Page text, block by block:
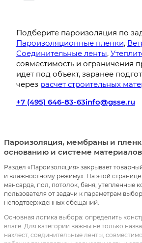
Подберите пароизоляция по
Пароизоляционные пленки,
Соединительные ленты,
совместимость и ограничения
идет под объект, заранее
через расчет строительных
+7 (495) 646-83-63info@gsse.ru
Пароизоляция, мембраны и
основанию и системе материалов
Раздел «Пароизоляция» закрывает
и влажностному режиму». На этой
мансарда, пол, потолок, баня, утепленные
пользователя от задачи к параметрам
неподтвержденных обещаний.
Основная логика выбора: определить
влаге. Для категории важны не только
нахлест, соединительные ленты,